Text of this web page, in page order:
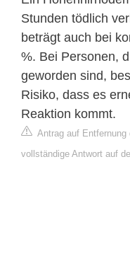
Stunden tödlich
beträgt auch bei
%. Bei Personen,
geworden sind,
Risiko, dass es
Reaktion kommt.
Antrag auf Entfernung
vollständige Antwort auf